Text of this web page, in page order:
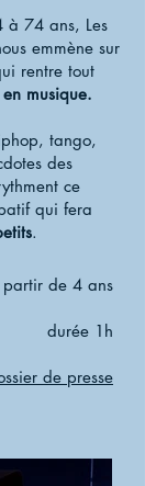
à 74 ans, Les
emmène sur
rentre tout
musique.
tango,
des
ce
qui fera
.
de 4 ans
durée 1h
de presse